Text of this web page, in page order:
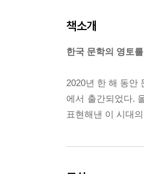
책소개
한국 문학의 영토
2020년 한 해 동안
에서 출간되었다.
표현해낸 이 시대